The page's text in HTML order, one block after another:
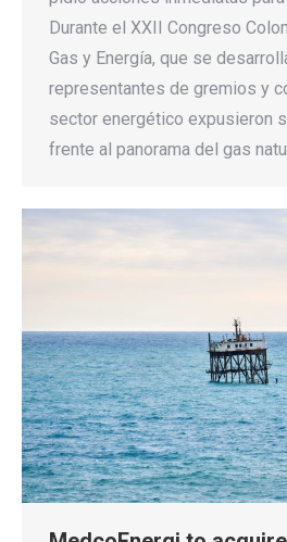
Durante el XXII Congreso
Gas y Energía, que se
representantes de gremios y
sector energético expusieron
frente al panorama del gas